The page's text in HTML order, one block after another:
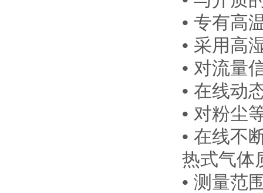
• 专有高
• 采用高
• 对流量
• 在线动
• 对粉尘
• 在线不
热式气体
• 测量范